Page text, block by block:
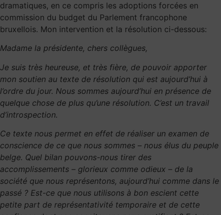
dramatiques, en ce compris les adoptions forcées en
commission du budget du Parlement francophone
bruxellois. Mon intervention et la résolution ci-dessous:
Madame la présidente, chers collègues,
Je suis très heureuse, et très fière, de pouvoir apporter
mon soutien au texte de résolution qui est aujourd’hui à
l’ordre du jour. Nous sommes aujourd’hui en présence de
quelque chose de plus qu’une résolution. C’est un travail
d’introspection.
Ce texte nous permet en effet de réaliser un examen de
conscience de ce que nous sommes – nous élus du peuple
belge. Quel bilan pouvons-nous tirer des
accomplissements – glorieux comme odieux – de la
société que nous représentons, aujourd’hui comme dans le
passé ? Est-ce que nous utilisons à bon escient cette
petite part de représentativité temporaire et de cette